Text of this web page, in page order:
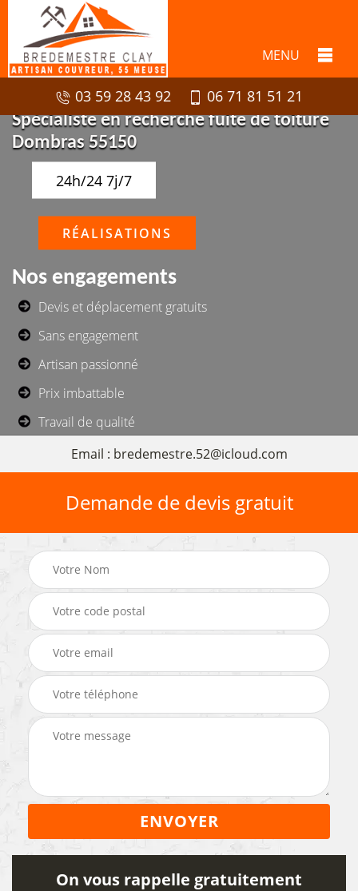
MENU
03 59 28 43 92
06 71 81 51 21
Spécialiste en recherche fuite de toiture
Dombras 55150
24h/24 7j/7
RÉALISATIONS
Nos engagements
Devis et déplacement gratuits
Sans engagement
Artisan passionné
Prix imbattable
Travail de qualité
Email : bredemestre.52@icloud.com
Demande de devis gratuit
On vous rappelle gratuitement